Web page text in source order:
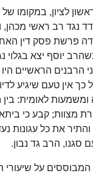
נגד רב ראשי
פסק דין האח
המתח בין שני הרבנים החל עוד
הרבנים הראשיים
אין טעם שיגיע
ומשמעות לאומית:
מצוות; קבע כי
את כל עגונות
סגנו, הרב גד נבון.
כרכים בשם יחוה דעת,